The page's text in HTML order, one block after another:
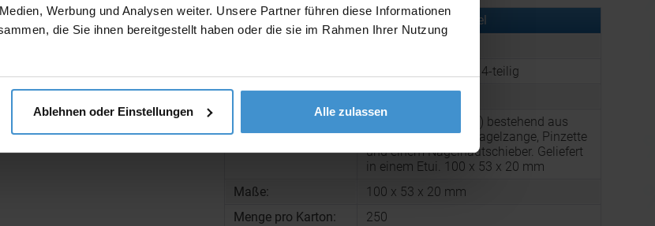
Werbung und Analysen weiter. Unsere Partner führen diese Informationen
die Sie ihnen bereitgestellt haben oder die sie im Rahmen Ihrer Nutzung
Ablehnen oder Einstellungen Alle zulassen
Produktinformationen zu diesem Werbeartikel
NADIA Maniküre-Set 4-teilig
Maniküre Set (4teilig) bestehend aus
einer Nagelschere, Nagelzange, Pinzette
und einem Nagelhautschieber. Geliefert
in einem Etui. 100 x 53 x 20 mm
Maße:
100 x 53 x 20 mm
Menge pro Karton:
250